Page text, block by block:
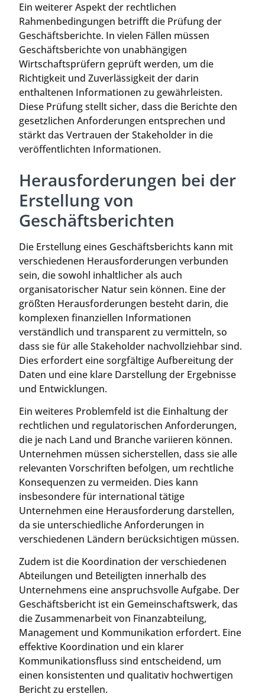
Ein weiterer Aspekt der rechtlichen
Rahmenbedingungen betrifft die Prüfung der
Geschäftsberichte. In vielen Fällen müssen
Geschäftsberichte von unabhängigen
Wirtschaftsprüfern geprüft werden, um die
Richtigkeit und Zuverlässigkeit der darin
enthaltenen Informationen zu gewährleisten.
Diese Prüfung stellt sicher, dass die Berichte den
gesetzlichen Anforderungen entsprechen und
stärkt das Vertrauen der Stakeholder in die
veröffentlichten Informationen.
Herausforderungen bei der
Erstellung von
Geschäftsberichten
Die Erstellung eines Geschäftsberichts kann mit
verschiedenen Herausforderungen verbunden
sein, die sowohl inhaltlicher als auch
organisatorischer Natur sein können. Eine der
größten Herausforderungen besteht darin, die
komplexen finanziellen Informationen
verständlich und transparent zu vermitteln, so
dass sie für alle Stakeholder nachvollziehbar sind.
Dies erfordert eine sorgfältige Aufbereitung der
Daten und eine klare Darstellung der Ergebnisse
und Entwicklungen.
Ein weiteres Problemfeld ist die Einhaltung der
rechtlichen und regulatorischen Anforderungen,
die je nach Land und Branche variieren können.
Unternehmen müssen sicherstellen, dass sie alle
relevanten Vorschriften befolgen, um rechtliche
Konsequenzen zu vermeiden. Dies kann
insbesondere für international tätige
Unternehmen eine Herausforderung darstellen,
da sie unterschiedliche Anforderungen in
verschiedenen Ländern berücksichtigen müssen.
Zudem ist die Koordination der verschiedenen
Abteilungen und Beteiligten innerhalb des
Unternehmens eine anspruchsvolle Aufgabe. Der
Geschäftsbericht ist ein Gemeinschaftswerk, das
die Zusammenarbeit von Finanzabteilung,
Management und Kommunikation erfordert. Eine
effektive Koordination und ein klarer
Kommunikationsfluss sind entscheidend, um
einen konsistenten und qualitativ hochwertigen
Bericht zu erstellen.